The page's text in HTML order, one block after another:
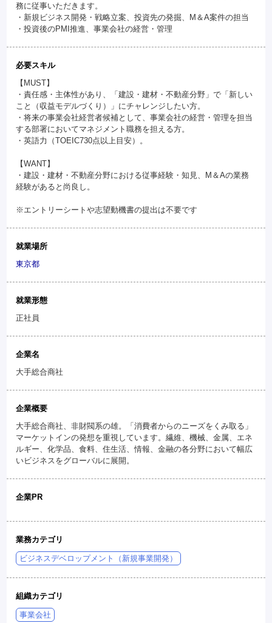
務に従事いただきます。
・新規ビジネス開発・戦略立案、投資先の発掘、M＆A案件の担当
・投資後のPMI推進、事業会社の経営・管理
必要スキル
【MUST】
・責任感・主体性があり、「建設・建材・不動産分野」で「新しい
こと（収益モデルづくり）」にチャレンジしたい方。
・将来の事業会社経営者候補として、事業会社の経営・管理を担当
する部署においてマネジメント職務を担える方。
・英語力（TOEIC730点以上目安）。
【WANT】
・建設・建材・不動産分野における従事経験・知見、M＆Aの業務
経験があると尚良し。
※エントリーシートや志望動機書の提出は不要です
就業場所
東京都
就業形態
正社員
企業名
大手総合商社
企業概要
大手総合商社、非財閥系の雄。「消費者からのニーズをくみ取る」
マーケットインの発想を重視しています。繊維、機械、金属、エネ
ルギー、化学品、食料、住生活、情報、金融の各分野において幅広
いビジネスをグローバルに展開。
企業PR
業務カテゴリ
ビジネスデベロップメント（新規事業開発）
組織カテゴリ
事業会社